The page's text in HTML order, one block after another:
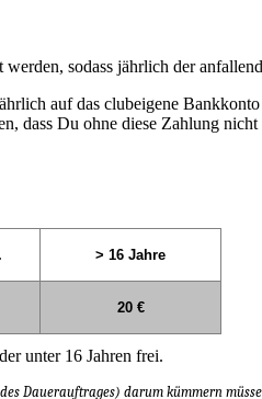
sodass jährlich der
auf das clubeigene
dass Du ohne diese Zahlung
> 16 Jahre
20 €
unter 16 Jahren frei.
Dauerauftrages) darum kümmern